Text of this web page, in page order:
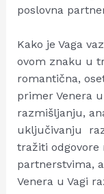
poslovna
Kako je Vaga
ovom znaku u
romantična,
primer Venera
razmišljanju,
uključivanju
tražiti odgovore
partnerstvima,
Venera u Vagi